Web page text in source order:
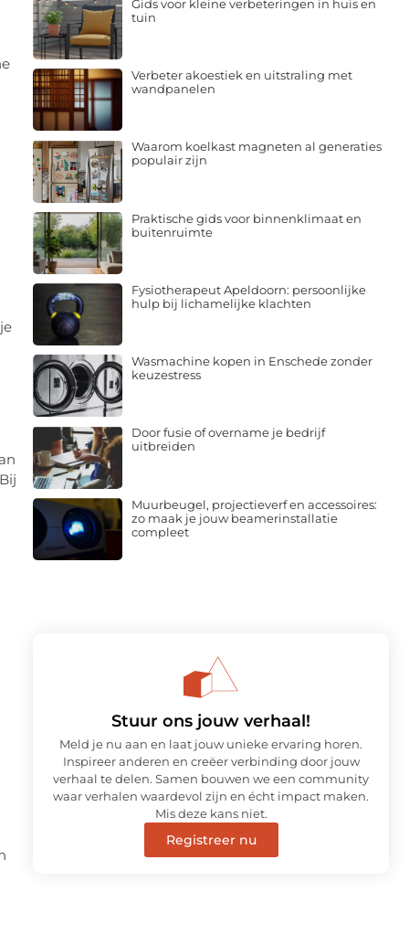
Gids voor kleine verbeteringen in huis en
tuin
Verbeter akoestiek en uitstraling met
wandpanelen
Waarom koelkast magneten al generaties
populair zijn
Praktische gids voor binnenklimaat en
buitenruimte
Fysiotherapeut Apeldoorn: persoonlijke
hulp bij lichamelijke klachten
Wasmachine kopen in Enschede zonder
keuzestress
Door fusie of overname je bedrijf
uitbreiden
Muurbeugel, projectieverf en accessoires:
zo maak je jouw beamerinstallatie
compleet
Stuur ons jouw verhaal!
Meld je nu aan en laat jouw unieke ervaring horen.
Inspireer anderen en creëer verbinding door jouw
verhaal te delen. Samen bouwen we een community
waar verhalen waardevol zijn en écht impact maken.
Mis deze kans niet.
Registreer nu